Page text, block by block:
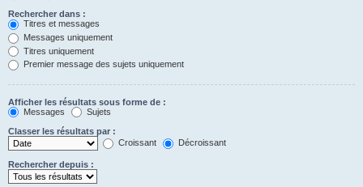
Rechercher dans :
Titres et messages
Messages uniquement
Titres uniquement
Premier message des sujets uniquement
Afficher les résultats sous forme de :
Messages
Sujets
Classer les résultats par :
Croissant
Décroissant
Rechercher depuis :